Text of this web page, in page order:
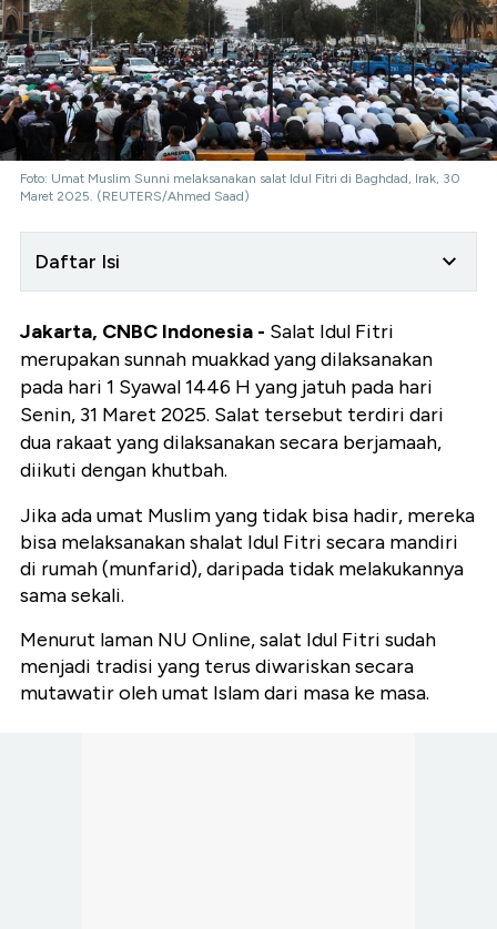
Foto: Umat ​​Muslim Sunni melaksanakan salat Idul Fitri di Baghdad, Irak, 30
Maret 2025. (REUTERS/Ahmed Saad)
Daftar Isi
Jakarta, CNBC Indonesia - Salat Idul Fitri
merupakan sunnah muakkad yang dilaksanakan
pada hari 1 Syawal 1446 H yang jatuh pada hari
Senin, 31 Maret 2025. Salat tersebut terdiri dari
dua rakaat yang dilaksanakan secara berjamaah,
diikuti dengan khutbah.
Jika ada umat Muslim yang tidak bisa hadir, mereka
bisa melaksanakan shalat Idul Fitri secara mandiri
di rumah (munfarid), daripada tidak melakukannya
sama sekali.
Menurut laman NU Online, salat Idul Fitri sudah
menjadi tradisi yang terus diwariskan secara
mutawatir oleh umat Islam dari masa ke masa.